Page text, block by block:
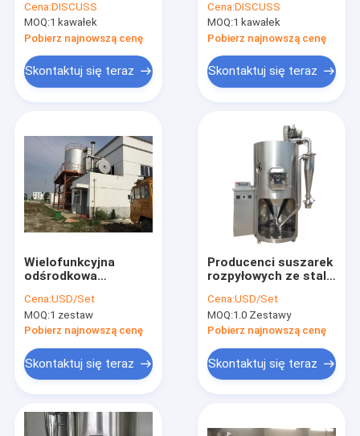
1 rok gwarancji
Cena:DISCUSS
MOQ:1 kawałek
Pobierz najnowszą cenę
Skontaktuj się teraz
chemikaliów /
farmaceutyków
Cena:DISCUSS
MOQ:1 kawałek
Pobierz najnowszą cenę
Skontaktuj się teraz
Wielofunkcyjna
odśrodkowa
Atomizer 304 ze stali
nierdzewnej
Cena:USD/Set
MOQ:1 zestaw
Pobierz najnowszą cenę
Skontaktuj się teraz
Producenci suszarek
rozpyłowych ze stali
380V Wysoki poziom
bezpieczeństwa
Cena:USD/Set
MOQ:1.0 Zestawy
Pobierz najnowszą cenę
Skontaktuj się teraz